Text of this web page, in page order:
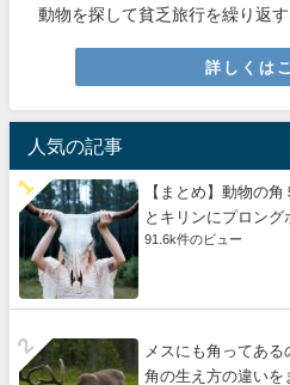
動物を探して貧乏旅行を繰り返す
詳しくは
人気の記事
【まとめ】動物の
とキリンにプロング
91.6k件のビュー
メスにも角ってあ
角の生え方の違いを